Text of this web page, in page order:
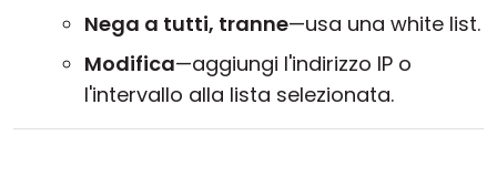
Nega a tutti, tranne—usa una white list.
Modifica—aggiungi l'indirizzo IP o
l'intervallo alla lista selezionata.